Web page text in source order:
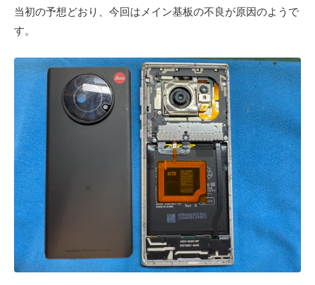
当初の予想どおり、今回はメイン基板の不良が原因のようで
す。